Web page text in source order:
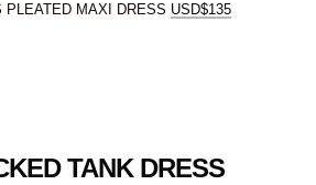
PLEATED MAXI DRESS USD$135
TANK DRESS